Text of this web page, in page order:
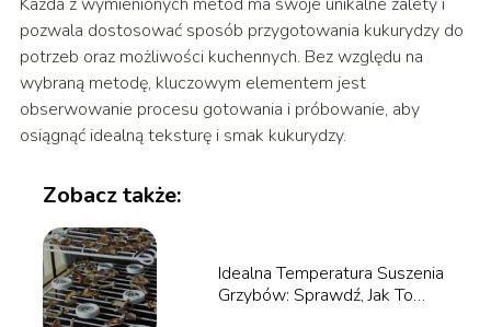
pozwala dostosować sposób przygotowania kukurydzy do
potrzeb oraz możliwości kuchennych. Bez względu na
wybraną metodę, kluczowym elementem jest
obserwowanie procesu gotowania i próbowanie, aby
osiągnąć idealną teksturę i smak kukurydzy.
Zobacz także:
Idealna Temperatura Suszenia
Grzybów: Sprawdź, Jak To